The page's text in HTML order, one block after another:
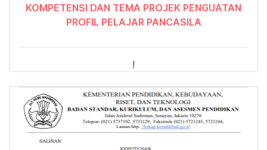
KOMPETENSI DAN TEMA PROJEK PENGUATAN
PROFIL PELAJAR PANCASILA
!